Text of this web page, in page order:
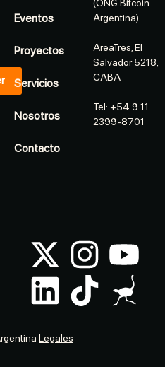
Eventos
Proyectos
Servicios
Nosotros
Contacto
(ONG Bitcoin
Argentina)
AreaTres, El
Salvador 5218,
CABA
Tel: +54 9 11
2399-8701
Legales